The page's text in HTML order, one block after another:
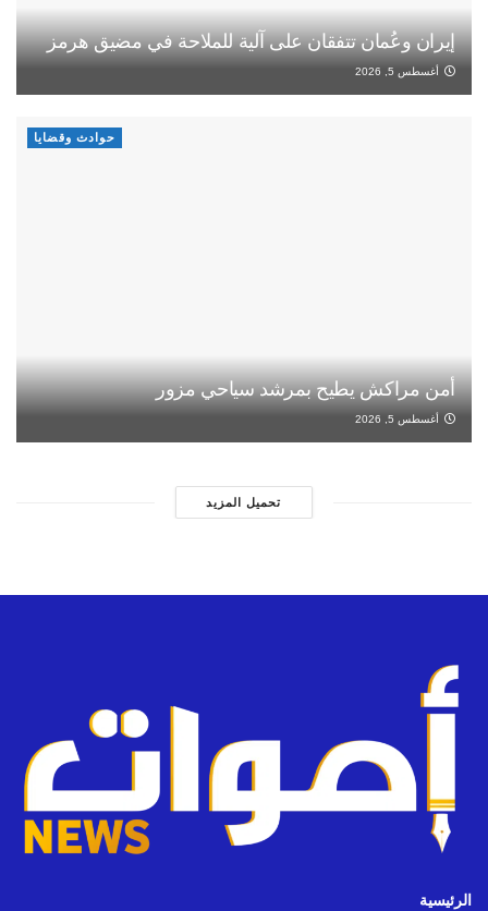
إيران وعُمان تتفقان على آلية للملاحة في مضيق هرمز
أغسطس 5, 2026
حوادث وقضايا
أمن مراكش يطيح بمرشد سياحي مزور
أغسطس 5, 2026
تحميل المزيد
الرئيسية